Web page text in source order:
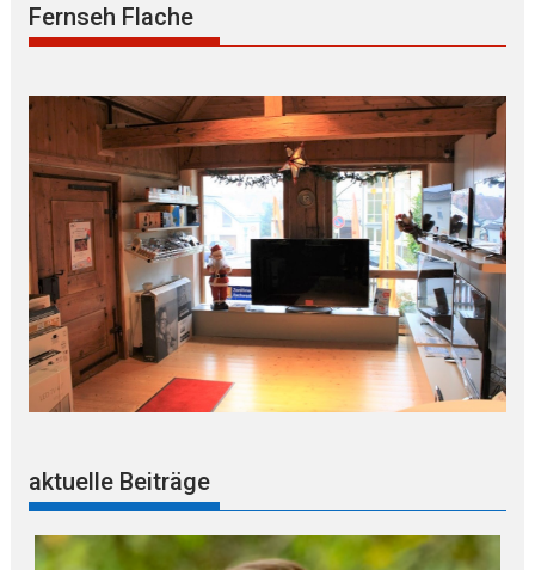
Fernseh Flache
aktuelle Beiträge